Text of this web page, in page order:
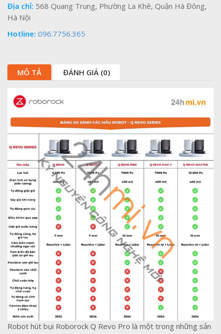
Địa chỉ: 568 Quang Trung, Phường La Khê, Quận Hà Đông,
Hà Nội
Hotline: 096.7756.365
MÔ TẢ ĐÁNH GIÁ (0)
Robot hút bụi Roborock Q Revo Pro là một trong những sản